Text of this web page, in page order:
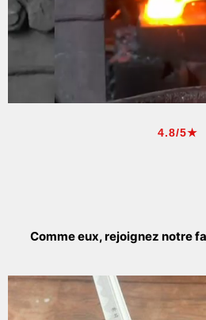
4.8/5★
Comme eux, rejoignez notre